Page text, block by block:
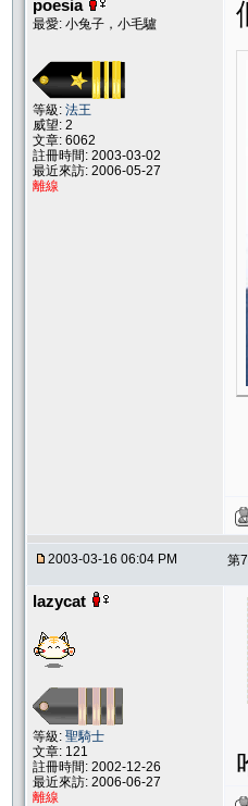
poesia
最愛: 小兔子，小毛驢
等級: 法王
威望: 2
文章: 6062
註冊時間: 2003-03-02
最近來訪: 2006-05-27
離線
2003-03-16 06:04 PM 第
lazycat
等級: 聖騎士
文章: 121
註冊時間: 2002-12-26
最近來訪: 2006-06-27
離線